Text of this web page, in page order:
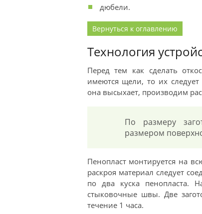
дюбели.
Вернуться к оглавлению
Технология
Перед тем как сделать
имеются щели, то их
она высыхает, производим
По размеру
размером
Пенопласт монтируется на
раскроя материал следует
по два куска пенопласта.
стыковочные швы. Две
течение 1 часа.